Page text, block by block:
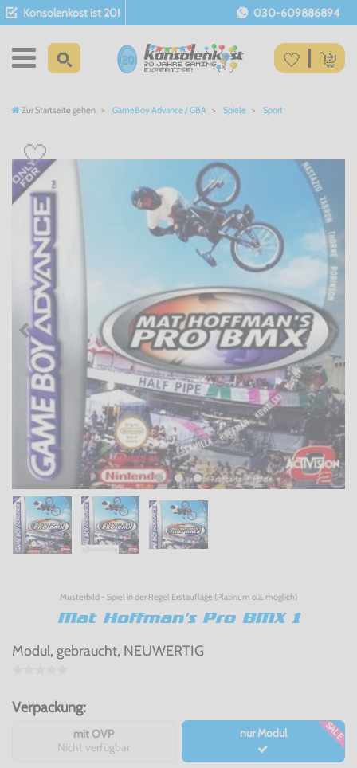
Konsolenkost ist 20! 030-609886894
Zur Startseite gehen GameBoy Advance / GBA Spiele Sport
Musterbild - Spiel in der Regel Erstauflage (Platinum o.ä. möglich)
Mat Hoffman's Pro BMX 1
Modul, gebraucht, NEUWERTIG
Verpackung:
mit OVP
Nicht verfügbar
nur Modul SALE